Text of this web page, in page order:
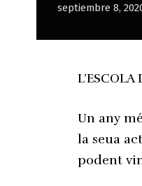
septiembre 8,
Un any
la seua
podent